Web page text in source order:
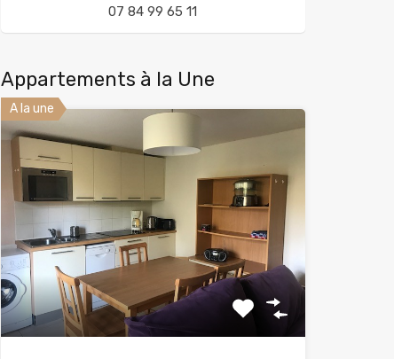
07 84 99 65 11
Appartements à la Une
A la une